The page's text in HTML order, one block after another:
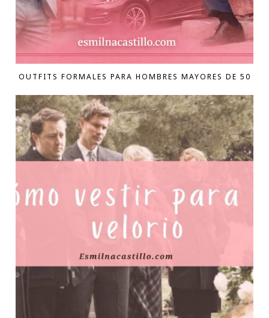
OUTFITS FORMALES PARA HOMBRES MAYORES DE 50